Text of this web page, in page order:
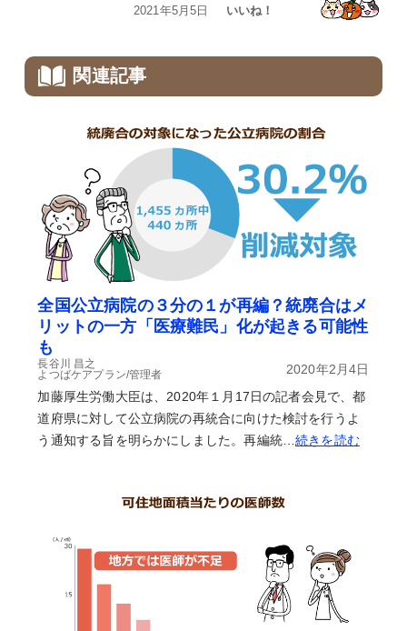
2021年5月5日 いいね！
関連記事
全国公立病院の３分の１が再編？統廃合はメ
リットの一方「医療難民」化が起きる可能性
も
長谷川 昌之
よつばケアプラン/管理者
2020年2月4日
加藤厚生労働大臣は、2020年１月17日の記者会見で、都
道府県に対して公立病院の再統合に向けた検討を行うよ
う通知する旨を明らかにしました。再編統…続きを読む